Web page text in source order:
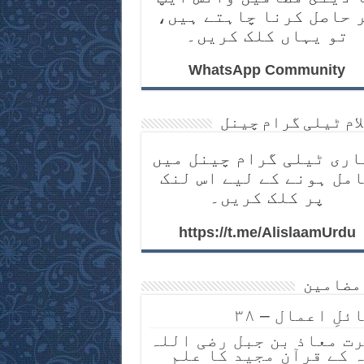
حاصل کرنا چاہتے ہیں،
تو یہاں کلک کریں۔
WhatsApp Community
ٹیلی گرام چینل
ٹیلی گرام چینل میں
ہونے کے لیے اس لنک
پر کلک کریں۔
https://t.me/AlislaamUrdu
مضامین
اعمال – ۳۸
معاذ بن جبل رضی اللہ
کے قرآن مجید کا علم